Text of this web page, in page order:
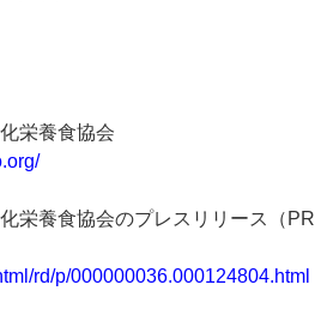
栄養食協会
栄養食協会のプレスリリース（PR
rd/p/000000036.000124804.html